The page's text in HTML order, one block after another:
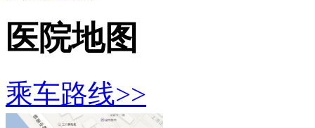
医院地图
乘车路线>>